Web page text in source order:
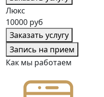
Люкс
10000 руб
Заказать услугу
Запись на прием
Как мы работаем